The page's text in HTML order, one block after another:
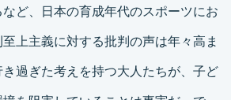
ど、日本の育成年代のスポーツにお
上主義に対する批判の声は年々高ま
過ぎた考えを持つ大人たちが、子ど